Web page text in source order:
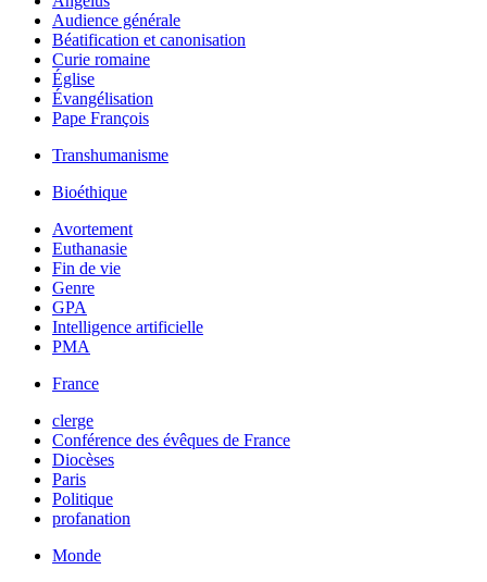
Audience générale
Béatification et canonisation
Curie romaine
Église
Évangélisation
Pape François
Transhumanisme
Bioéthique
Avortement
Euthanasie
Fin de vie
Genre
GPA
Intelligence artificielle
PMA
France
clerge
Conférence des évêques de France
Diocèses
Paris
Politique
profanation
Monde